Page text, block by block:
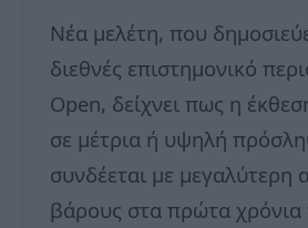
Νέα μελέτη, που
διεθνές επιστημονικό
Open, δείχνει πως η
σε μέτρια ή υψηλή
συνδέεται με μεγαλύτερη
βάρους στα πρώτα χρόνια